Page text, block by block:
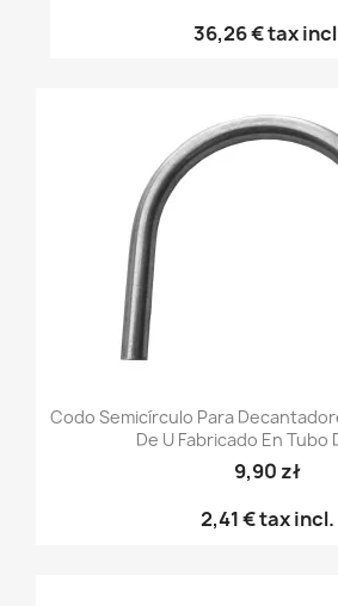
36,26 €tax
Codo Semicírculo Para
De U Fabricado En Tubo
9,90 zł
2,41 €tax incl.